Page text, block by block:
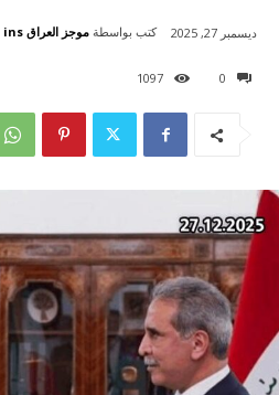
0
1097
ديسمبر 27, 2025 كتب بواسطة موجز العراق ins